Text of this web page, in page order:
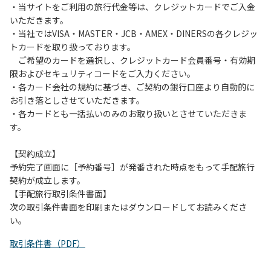
【禁止事項】
カラオケ、発電機、地面での直火による焚き火、キャンプフ
ァイヤー、打ち上げ式花火、テントサウナの設置
【注意事項】
当キャンプ場のそばを流れる歴舟川は、上流で雨が降ると短
時間で増水し、川原で遊んでいると大変危険な状態になりや
すく、過去にも増水により人が流される事故が数件起きてい
（１）川原にテントやタープを張らない。
（２）雨が降ったときは川原で遊ばない。
（３）カムイコタン公園キャンプ場で雨が降らなくても、上
流で雨が降り急に増水することがあるので、水の濁りに注意
し、濁り始めたときには直ちに川原での遊びを中止する。
（４）キャンプ場の管理者や地元住民から川についての注意
・当サイトをご利用の旅行代金等は、クレジットカードでご入金
いただきます。
・当社ではVISA・MASTER・JCB・AMEX・DINERSの各クレジッ
トカードを取り扱っております。
ご希望のカードを選択し、クレジットカード会員番号・有効期
限およびセキュリティコードをご入力ください。
・各カード会社の規約に基づき、ご契約の銀行口座より自動的に
お引き落としさせていただきます。
・各カードとも一括払いのみのお取り扱いとさせていただきま
す。
【契約成立】
予約完了画面に［予約番号］が発番された時点をもって手配旅行
契約が成立します。
【手配旅行取引条件書面】
次の取引条件書面を印刷またはダウンロードしてお読みくださ
い。
取引条件書（PDF）